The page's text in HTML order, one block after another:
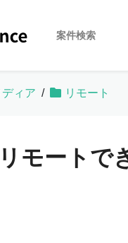
案件検索
ディア / リモート
モートで